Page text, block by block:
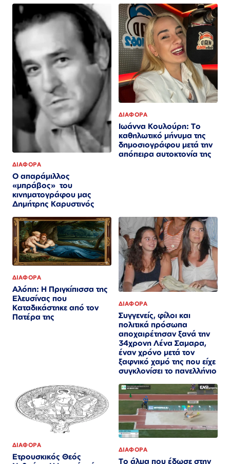
ΔΙΑΦΟΡΑ
Ο απαράμιλλος
«μπράβος» του
κινηματογράφου μας
Δημήτρης Καρυστινός
ΔΙΑΦΟΡΑ
Ιωάννα Κουλούρη: Το
καθηλωτικό μήνυμα της
δημοσιογράφου μετά την
απόπειρα αυτοκτονία της
ΔΙΑΦΟΡΑ
Αλόπη: Η Πριγκίπισσα της
Ελευσίνας που
Καταδικάστηκε από τον
Πατέρα της
ΔΙΑΦΟΡΑ
Συγγενείς, φίλοι και
πολιτικά πρόσωπα
αποχαιρέτησαν ξανά την
34χρονη Λένα Σαμαρα,
έναν χρόνο μετά τον
ξαφνικό χαμό της που είχε
συγκλονίσει το πανελλήνιο
ΔΙΑΦΟΡΑ
Ετρουσκικός Θεός
ΔΙΑΦΟΡΑ
Το άλμα που έδωσε στην